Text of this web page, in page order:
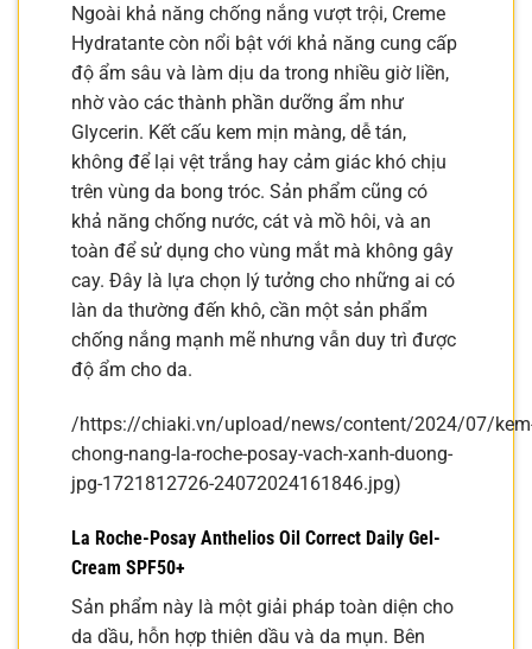
Ngoài khả năng chống nắng vượt trội, Creme
Hydratante còn nổi bật với khả năng cung cấp
độ ẩm sâu và làm dịu da trong nhiều giờ liền,
nhờ vào các thành phần dưỡng ẩm như
Glycerin. Kết cấu kem mịn màng, dễ tán,
không để lại vệt trắng hay cảm giác khó chịu
trên vùng da bong tróc. Sản phẩm cũng có
khả năng chống nước, cát và mồ hôi, và an
toàn để sử dụng cho vùng mắt mà không gây
cay. Đây là lựa chọn lý tưởng cho những ai có
làn da thường đến khô, cần một sản phẩm
chống nắng mạnh mẽ nhưng vẫn duy trì được
độ ẩm cho da.
/https://chiaki.vn/upload/news/content/2024/07/
chong-nang-la-roche-posay-vach-xanh-duong-
jpg-1721812726-24072024161846.jpg)
La Roche-Posay Anthelios Oil Correct Daily Gel-
Cream SPF50+
Sản phẩm này là một giải pháp toàn diện cho
da dầu, hỗn hợp thiên dầu và da mụn. Bên